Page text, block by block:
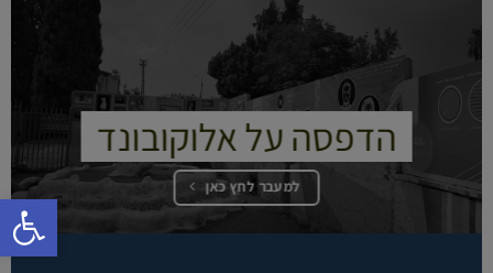
פתח
הדפסה על אלוקובונד
למעבר לחץ כאן